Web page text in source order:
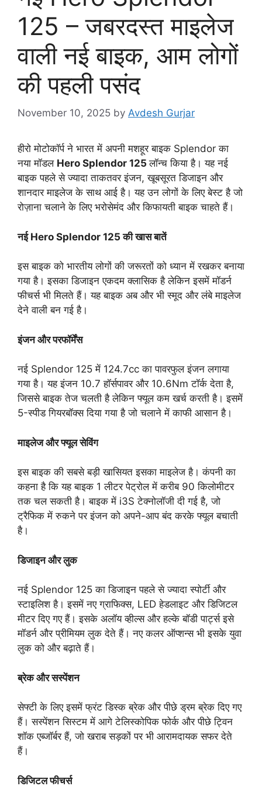
125 – जबरदस्त माइलेज
वाली नई बाइक, आम लोगों
की पहली पसंद
November 10, 2025 by Avdesh Gurjar
हीरो मोटोकॉर्प ने भारत में अपनी मशहूर बाइक Splendor का
नया मॉडल Hero Splendor 125लॉन्च किया है। यह नई
बाइक पहले से ज्यादा ताकतवर इंजन, खूबसूरत डिजाइन और
शानदार माइलेज के साथ आई है। यह उन लोगों के लिए बेस्ट है जो
रोज़ाना चलाने के लिए भरोसेमंद और किफायती बाइक चाहते हैं।
नई Hero Splendor 125 की खास बातें
इस बाइक को भारतीय लोगों की जरूरतों को ध्यान में रखकर बनाया
गया है। इसका डिजाइन एकदम क्लासिक है लेकिन इसमें मॉडर्न
फीचर्स भी मिलते हैं। यह बाइक अब और भी स्मूद और लंबे माइलेज
देने वाली बन गई है।
इंजन और परफॉर्मेंस
नई Splendor 125 में 124.7cc का पावरफुल इंजन लगाया
गया है। यह इंजन 10.7 हॉर्सपावर और 10.6Nm टॉर्क देता है,
जिससे बाइक तेज चलती है लेकिन फ्यूल कम खर्च करती है। इसमें
5-स्पीड गियरबॉक्स दिया गया है जो चलाने में काफी आसान है।
माइलेज और फ्यूल सेविंग
इस बाइक की सबसे बड़ी खासियत इसका माइलेज है। कंपनी का
कहना है कि यह बाइक 1 लीटर पेट्रोल में करीब 90 किलोमीटर
तक चल सकती है। बाइक में i3S टेक्नोलॉजी दी गई है, जो
ट्रैफिक में रुकने पर इंजन को अपने-आप बंद करके फ्यूल बचाती
है।
डिजाइन और लुक
नई Splendor 125 का डिजाइन पहले से ज्यादा स्पोर्टी और
स्टाइलिश है। इसमें नए ग्राफिक्स, LED हेडलाइट और डिजिटल
मीटर दिए गए हैं। इसके अलॉय व्हील्स और हल्के बॉडी पार्ट्स इसे
मॉडर्न और प्रीमियम लुक देते हैं। नए कलर ऑप्शन्स भी इसके युवा
लुक को और बढ़ाते हैं।
ब्रेक और सस्पेंशन
सेफ्टी के लिए इसमें फ्रंट डिस्क ब्रेक और पीछे ड्रम ब्रेक दिए गए
हैं। सस्पेंशन सिस्टम में आगे टेलिस्कोपिक फोर्क और पीछे ट्विन
शॉक एब्जॉर्बर हैं, जो खराब सड़कों पर भी आरामदायक सफर देते
हैं।
डिजिटल फीचर्स